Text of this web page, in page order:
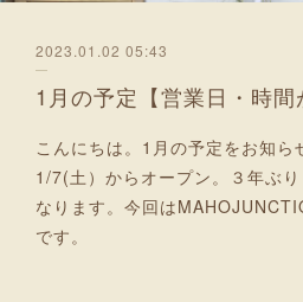
2023.01.02 05:43
1月の予定【営業日・時間
こんにちは。1月の予定をお知ら
1/7(土）からオープン。３年ぶ
なります。今回は
です。